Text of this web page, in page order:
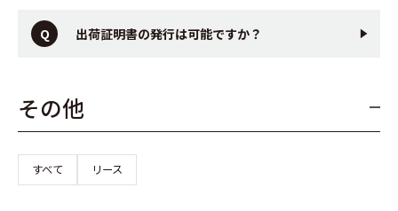
出荷証明書の発行は可能ですか？
その他
すべて リース